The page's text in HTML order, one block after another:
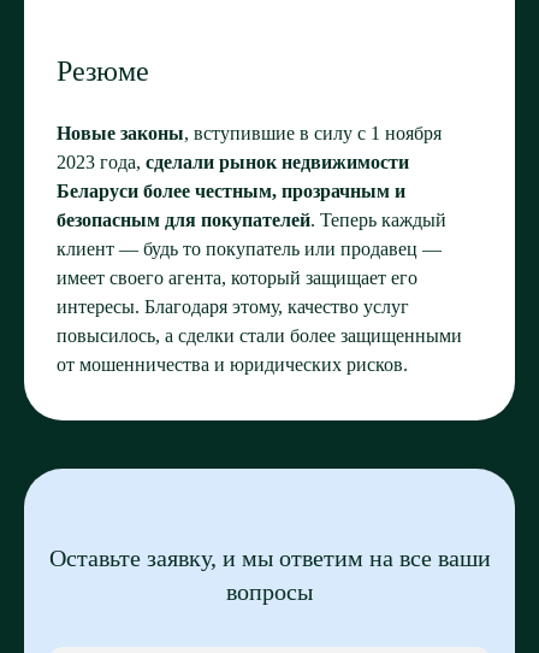
Резюме
Новые законы, вступившие в силу с 1 ноября
2023 года,сделали рынок недвижимости
Беларуси более честным, прозрачным и
безопасным для покупателей. Теперь каждый
клиент — будь то покупатель или продавец —
имеет своего агента, который защищает его
интересы. Благодаря этому, качество услуг
повысилось, а сделки стали более защищенными
от мошенничества и юридических рисков.
Оставьте заявку, и мы ответим на все ваши
вопросы